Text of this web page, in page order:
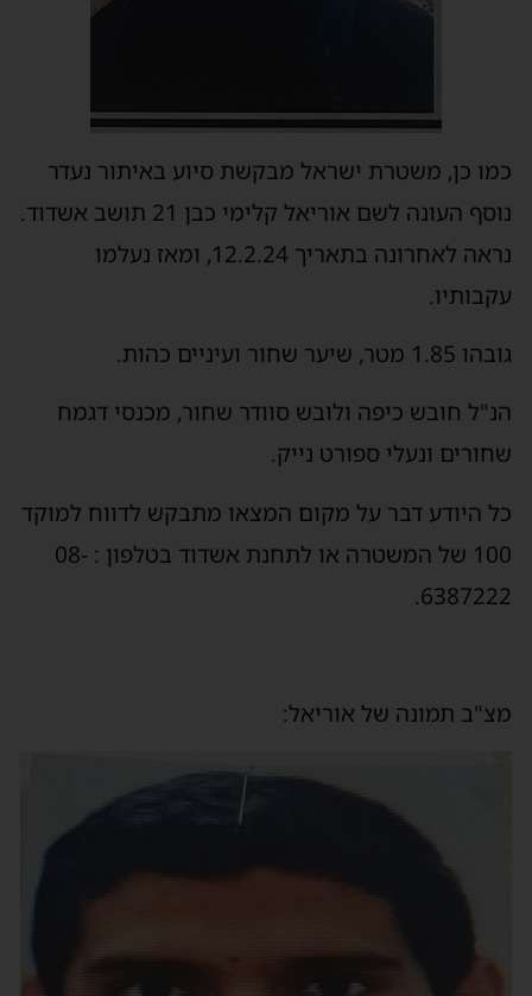
כמו כן, משטרת ישראל מבקשת סיוע באיתור נעדר
נוסף העונה לשם אוריאל קלימי כבן 21 תושב אשדוד.
נראה לאחרונה בתאריך 12.2.24, ומאז נעלמו
עקבותיו.
גובהו 1.85 מטר, שיער שחור ועיניים כהות.
הנ"ל חובש כיפה ולובש סוודר שחור, מכנסי דגמח
שחורים ונעלי ספורט נייק.
כל היודע דבר על מקום המצאו מתבקש לדווח למוקד
100 של המשטרה או לתחנת אשדוד בטלפון : 08-
6387222.
מצ"ב תמונה של אוריאל: